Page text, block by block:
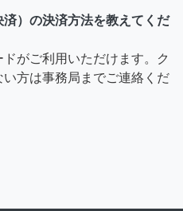
）の決済方法を教えてくだ
がご利用いただけます。ク
方は事務局までご連絡くだ